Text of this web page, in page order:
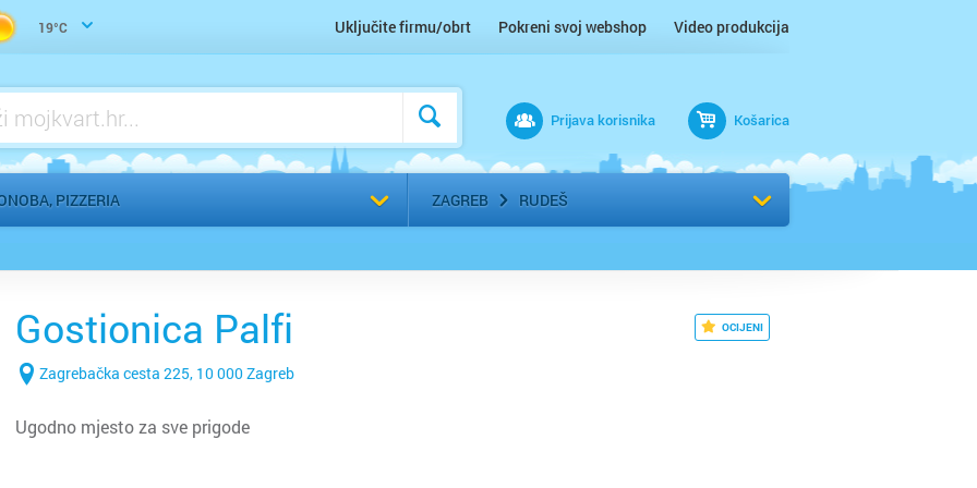
19°C Uključite firmu/obrt Pokreni svoj webshop Video produkcija
Prijava korisnika Košarica
PIZZERIA
Zdrava hrana, makrobiotika, vegetarijanstvo, veganstvo
ZAGREB RUDEŠ
Odaberi grad
OCIJENI
Gostionica Palfi
Zagrebačka cesta 225, 10 000 Zagreb
Ugodno mjesto za sve prigode